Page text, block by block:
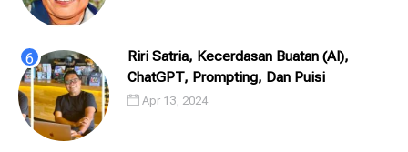
Riri Satria, Kecerdasan Buatan (AI),
ChatGPT, Prompting, Dan Puisi
Apr 13, 2024